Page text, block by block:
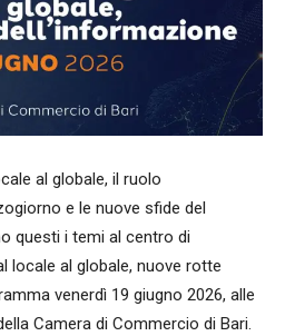
al globale, il ruolo
e le nuove sfide del
questi i temi al centro di
locale al globale, nuove rotte
venerdì 19 giugno 2026, alle
Camera di Commercio di Bari.